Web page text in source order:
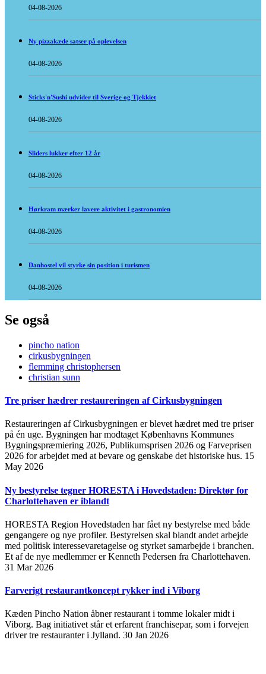
04-08-2026
Ny pizzakæde satser på oplevelsen
04-08-2026
Sticks'n'Sushi udvider til Sverige og Tjekkiet
04-08-2026
Sliders lukker efter 12 år
04-08-2026
Hørkram mærker lavere aktivitet i gastronomien
04-08-2026
Danhostel vil styrke sin position i turismen
04-08-2026
Se også
pincho nation
cirkusbygningen
flemming christophersen
christian sunn
Tre priser hædrer restaureringen af Cirkusbygningen
Restaureringen af Cirkusbygningen er blevet hædret med tre priser
på én uge. Bygningen har modtaget Københavns Kommunes
Bygningspræmiering 2026, Publikumsprisen 2026 og Farveprisen
2026 for arbejdet med at bevare og genskabe det historiske hus. 15
May 2026
Ny bestyrelse tegner HORESTA i Hovedstaden: Direktør for
Charlottehaven er iblandt
HORESTA Region Hovedstaden har fået ny bestyrelse med både
gengangere og nye profiler. Bestyrelsen skal blandt andet arbejde
med politisk interessevaretagelse og styrket samarbejde i branchen.
Et af de nye medlemmer er Kenneth Pedersen fra Charlottehaven.
31 Mar 2026
Farverigt restaurantkoncept rykker ind i Viborg
Kæden Pincho Nation åbner restaurant i tomme lokaler midt i
Viborg. Bag initiativet står et erfarent franchisepar, som i forvejen
driver tre restauranter i Jylland. 30 Jan 2026